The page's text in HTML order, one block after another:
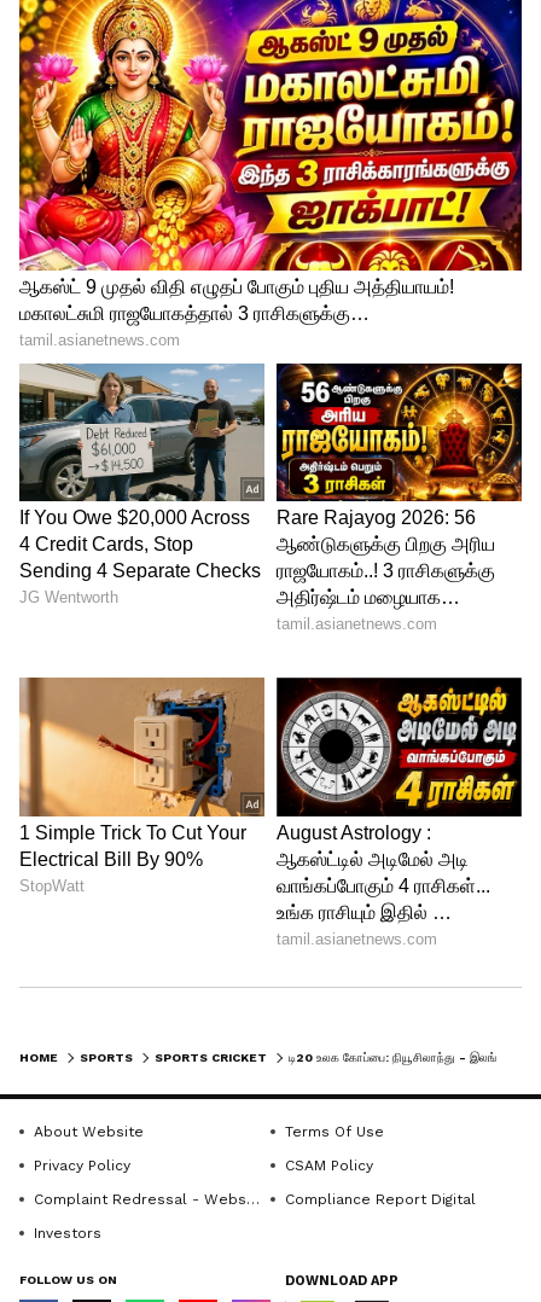
பாகிஸ்தானை பங்கமாய் கலாய்த்த
ஜிம்பாப்வே அதிபர்..! கோபப்படாமல்
பெருந்தன்மையுடன் பதிலடி கொடுத்த
பாக்., பிரதமர்
உத்தேச நியூசிலாந்து அணி:
ஃபின் ஆலன், டெவான் கான்வே, கேன்
வில்லியம்சன் (கேப்டன்), க்ளென் ஃபிலிப்ஸ்,
ஜேம்ஸ் நீஷம், மார்க் சாப்மேன், மிட்செல்
சாண்ட்னெர், இஷ் சோதி, டிம் சௌதி,
HOME SPORTS SPORTS CRICKET
About Website
Terms Of Use
Privacy Policy
CSAM Policy
Complaint Redressal - Website
Compliance Report Digital
Investors
FOLLOW US ON DOWNLOAD APP